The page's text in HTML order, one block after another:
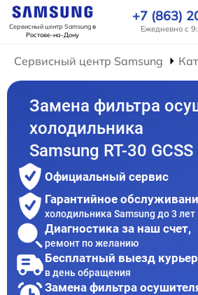
Сервисный центр Samsungв
Ростове-на-Дону
+7 (863)
Ежедневно с
Сервисный центр Samsung
Замена фильтра
холодильника
Samsung RT-30 GCSS
Официальный сервис
Гарантийное
холодильника Samsung до 3 лет
Диагностика за наш счет,
ремонт по желанию
Бесплатный выезд
в день обращения
Замена фильтра